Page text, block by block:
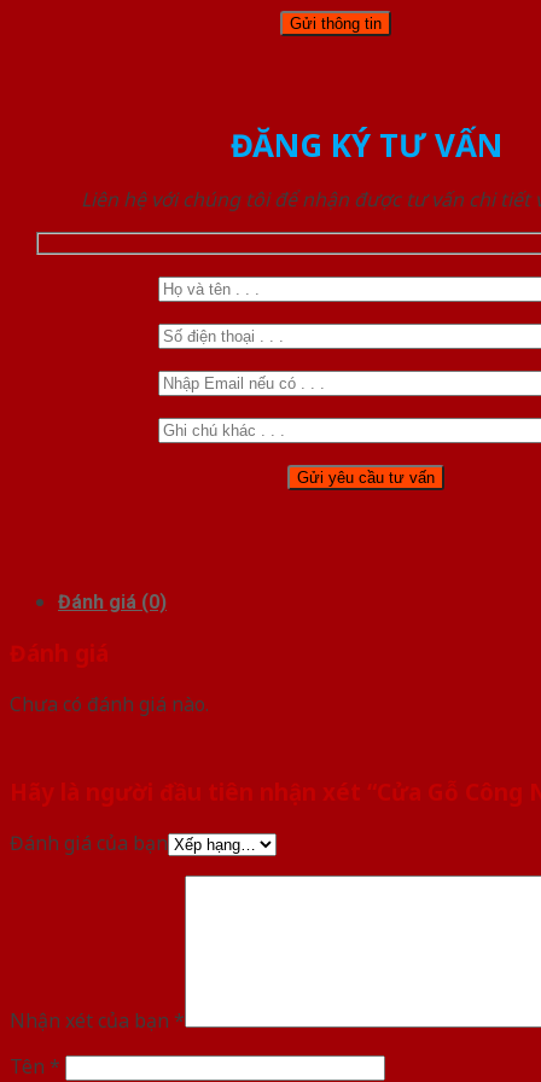
ĐĂNG KÝ TƯ VẤN
Liên hệ với chúng tôi để nhận được tư vấn chi tiết
Đánh giá (0)
Đánh giá
Chưa có đánh giá nào.
Hãy là người đầu tiên nhận xét “Cửa Gỗ Công
Đánh giá của bạn
Nhận xét của bạn *
Tên *